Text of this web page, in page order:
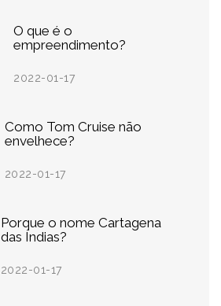
O que é o
empreendimento?
2022-01-17
Como Tom Cruise não
envelhece?
2022-01-17
Porque o nome Cartagena
das Índias?
2022-01-17